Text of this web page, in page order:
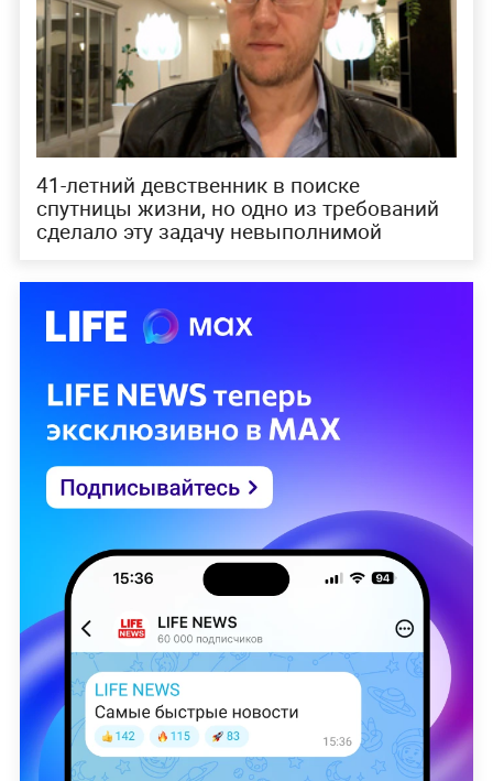
41-летний девственник в поиске
спутницы жизни, но одно из требований
сделало эту задачу невыполнимой